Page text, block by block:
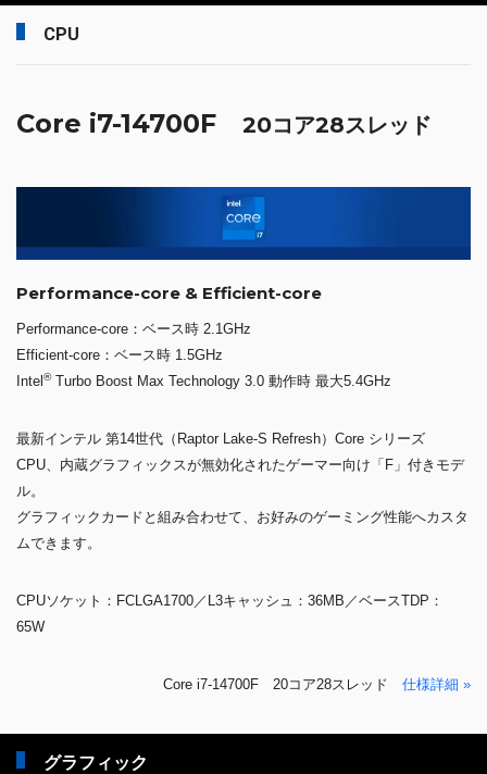
CPU
Core i7-14700F 20コア28スレッド
Performance-core & Efficient-core
Performance-core：ベース時 2.1GHz
Efficient-core：ベース時 1.5GHz
Intel®Turbo Boost Max Technology 3.0 動作時 最大5.4GHz
最新インテル 第14世代（Raptor Lake-S Refresh）Core シリーズ
CPU、内蔵グラフィックスが無効化されたゲーマー向け「F」付きモデ
ル。
グラフィックカードと組み合わせて、お好みのゲーミング性能へカスタ
ムできます。
CPUソケット：FCLGA1700／L3キャッシュ：36MB／ベースTDP：
65W
Core i7-14700F 20コア28スレッド 仕様詳細 »
グラフィック